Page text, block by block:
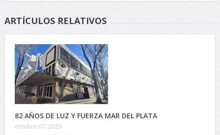
ARTÍCULOS RELATIVOS
82 AÑOS DE LUZ Y FUERZA MAR DEL PLATA
octubre 07, 2025